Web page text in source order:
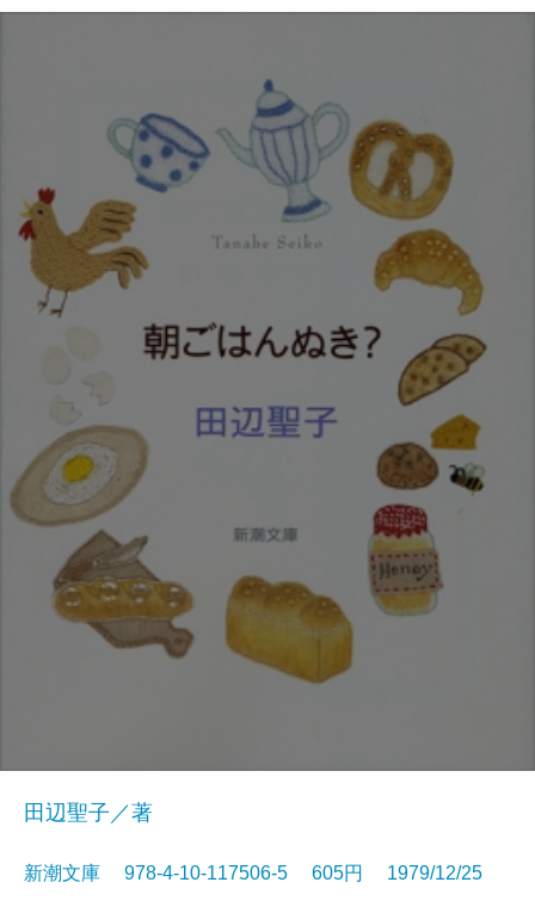
田辺聖子／著
新潮文庫 978-4-10-117506-5 605円 1979/12/25